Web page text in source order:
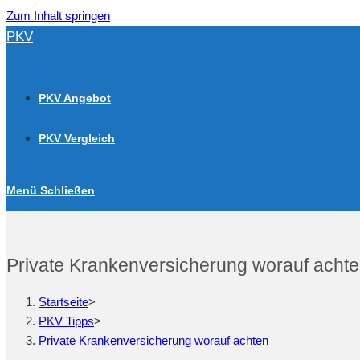
Zum Inhalt springen
PKV
PKV Angebot
PKV Vergleich
Menü Schließen
Private Krankenversicherung worauf
Startseite>
PKV Tipps>
Private Krankenversicherung worauf achten